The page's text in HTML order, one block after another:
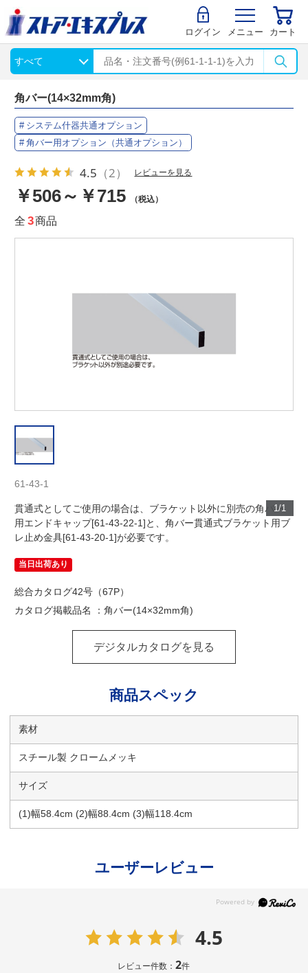
ログイン メニュー カート
角バー(14×32mm角)
システム什器共通オプション
角バー用オプション（共通オプション）
4.5 （2） レビューを見る
￥506～￥715 （税込）
全 3商品
1/1
61-43-1
貫通式としてご使用の場合は、ブラケット以外に別売の角バー
用エンドキャップ[61-43-22-1]と、角バー貫通式ブラケット用ブ
レ止め金具[61-43-20-1]が必要です。
当日出荷あり
総合カタログ42号（67P）
カタログ掲載品名 ：角バー(14×32mm角)
デジタルカタログを見る
商品スペック
素材
スチール製 クロームメッキ
サイズ
(1)幅58.4cm (2)幅88.4cm (3)幅118.4cm
ユーザーレビュー
4.5
レビュー件数：2件